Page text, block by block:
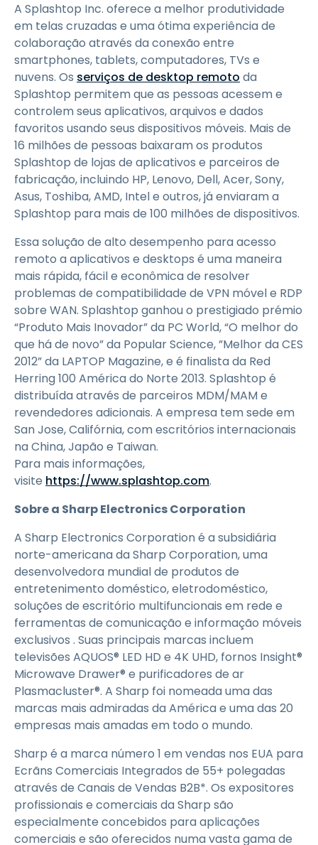
A Splashtop Inc. oferece a melhor produtividade
em telas cruzadas e uma ótima experiência de
colaboração através da conexão entre
smartphones, tablets, computadores, TVs e
nuvens. Os serviços de desktop remoto da
Splashtop permitem que as pessoas acessem e
controlem seus aplicativos, arquivos e dados
favoritos usando seus dispositivos móveis. Mais de
16 milhões de pessoas baixaram os produtos
Splashtop de lojas de aplicativos e parceiros de
fabricação, incluindo HP, Lenovo, Dell, Acer, Sony,
Asus, Toshiba, AMD, Intel e outros, já enviaram a
Splashtop para mais de 100 milhões de dispositivos.
Essa solução de alto desempenho para acesso
remoto a aplicativos e desktops é uma maneira
mais rápida, fácil e econômica de resolver
problemas de compatibilidade de VPN móvel e RDP
sobre WAN. Splashtop ganhou o prestigiado prémio
“Produto Mais Inovador” da PC World, “O melhor do
que há de novo” da Popular Science, ”Melhor da CES
2012” da LAPTOP Magazine, e é finalista da Red
Herring 100 América do Norte 2013. Splashtop é
distribuída através de parceiros MDM/MAM e
revendedores adicionais. A empresa tem sede em
San Jose, Califórnia, com escritórios internacionais
na China, Japão e Taiwan.
Para mais informações,
visite https://www.splashtop.com.
Sobre a Sharp Electronics Corporation
A Sharp Electronics Corporation é a subsidiária
norte-americana da Sharp Corporation, uma
desenvolvedora mundial de produtos de
entretenimento doméstico, eletrodoméstico,
soluções de escritório multifuncionais em rede e
ferramentas de comunicação e informação móveis
exclusivos . Suas principais marcas incluem
televisões AQUOS® LED HD e 4K UHD, fornos Insight®
Microwave Drawer® e purificadores de ar
Plasmacluster®. A Sharp foi nomeada uma das
marcas mais admiradas da América e uma das 20
empresas mais amadas em todo o mundo.
Sharp é a marca número 1 em vendas nos EUA para
Ecrãns Comerciais Integrados de 55+ polegadas
através de Canais de Vendas B2B*. Os expositores
profissionais e comerciais da Sharp são
especialmente concebidos para aplicações
comerciais e são oferecidos numa vasta gama de